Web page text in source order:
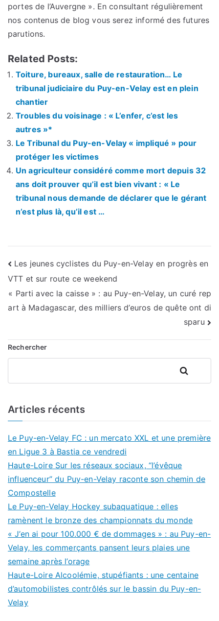
portes de l’Auvergne ». En consultant régulièrement
nos contenus de blog vous serez informé des futures
parutions.
Related Posts:
Toiture, bureaux, salle de restauration… Le
tribunal judiciaire du Puy-en-Velay est en plein
chantier
Troubles du voisinage : « L’enfer, c’est les
autres »*
Le Tribunal du Puy-en-Velay « impliqué » pour
protéger les victimes
Un agriculteur considéré comme mort depuis 32
ans doit prouver qu’il est bien vivant : « Le
tribunal nous demande de déclarer que le gérant
n’est plus là, qu’il est …
Navigation
de
l’article
Les jeunes cyclistes du Puy-en-Velay en progrès en
VTT et sur route ce weekend
« Parti avec la caisse » : au Puy-en-Velay, un curé rep
art à Madagascar, des milliers d’euros de quête ont di
sparu
Rechercher
Rechercher
Articles récents
Le Puy-en-Velay FC : un mercato XXL et une première
en Ligue 3 à Bastia ce vendredi
Haute-Loire Sur les réseaux sociaux, “l’évêque
influenceur” du Puy-en-Velay raconte son chemin de
Compostelle
Le Puy-en-Velay Hockey subaquatique : elles
ramènent le bronze des championnats du monde
« J’en ai pour 100.000 € de dommages » : au Puy-en-
Velay, les commerçants pansent leurs plaies une
semaine après l’orage
Haute-Loire Alcoolémie, stupéfiants : une centaine
d’automobilistes contrôlés sur le bassin du Puy-en-
Velay